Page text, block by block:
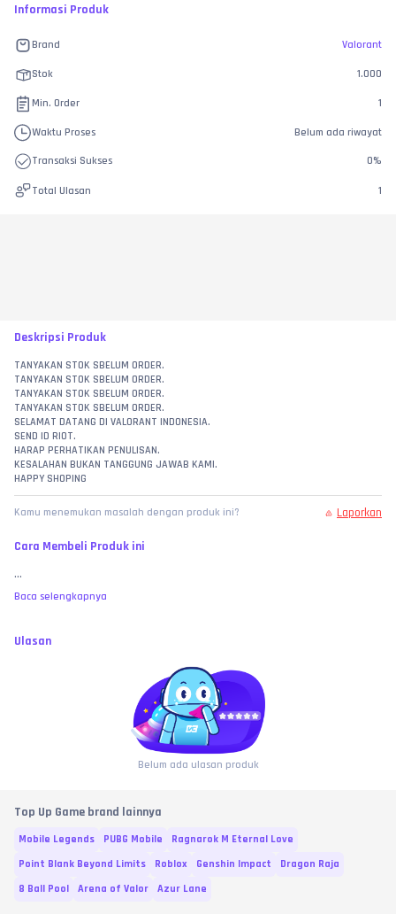
Informasi Produk
Brand Valorant
Stok 1.000
Min. Order 1
Waktu Proses Belum ada riwayat
Transaksi Sukses 0%
Total Ulasan 1
Deskripsi Produk
TANYAKAN STOK SBELUM ORDER.
TANYAKAN STOK SBELUM ORDER.
TANYAKAN STOK SBELUM ORDER.
TANYAKAN STOK SBELUM ORDER.
SELAMAT DATANG DI VALORANT INDONESIA.
SEND ID RIOT.
HARAP PERHATIKAN PENULISAN.
KESALAHAN BUKAN TANGGUNG JAWAB KAMI.
HAPPY SHOPING
Kamu menemukan masalah dengan produk ini? Laporkan
Cara Membeli Produk ini
...
Baca selengkapnya
Ulasan
Belum ada ulasan produk
Top Up Game brand lainnya
Mobile Legends PUBG Mobile
Ragnarok M Eternal Love
Point Blank Beyond Limits
Roblox Genshin Impact
Dragon Raja
8 Ball Pool
Arena of Valor Azur Lane